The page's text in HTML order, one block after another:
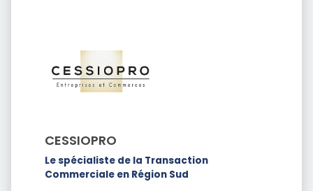
CESSIOPRO
Le spécialiste de la Transaction
Commerciale en Région Sud